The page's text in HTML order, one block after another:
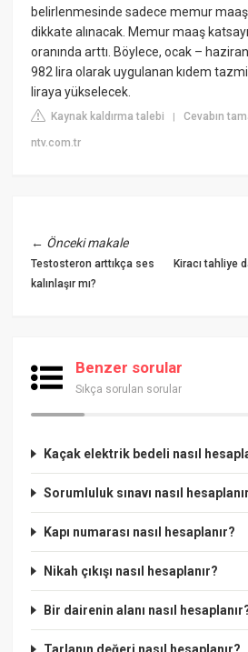
belirlenmesinde sadece memur maaş
dikkate alınacak. Memur maaş
oranında arttı. Böylece, ocak –
982 lira olarak uygulanan kıdem
liraya yükselecek.
Kaynak kaldırma talebi |Cevabın
ntv.com.tr
← Önceki makale
Testosteron arttıkça ses
kalınlaşır mı?
Kiracı tahliye
Benzer sorular
Sıkça sorulan sorular
Kaçak elektrik bedeli nasıl
Sorumluluk sınavı nasıl
Kapı numarası nasıl hesaplanır?
Nikah çıkışı nasıl hesaplanır?
Bir dairenin alanı nasıl
Tarlanın değeri nasıl hesaplanır?